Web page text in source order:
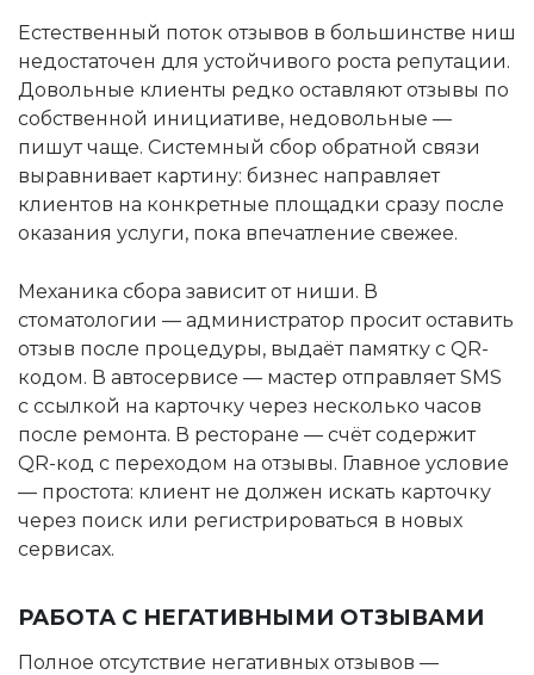
Естественный поток отзывов в большинстве ниш
недостаточен для устойчивого роста репутации.
Довольные клиенты редко оставляют отзывы по
собственной инициативе, недовольные —
пишут чаще. Системный сбор обратной связи
выравнивает картину: бизнес направляет
клиентов на конкретные площадки сразу после
оказания услуги, пока впечатление свежее.
Механика сбора зависит от ниши. В
стоматологии — администратор просит оставить
отзыв после процедуры, выдаёт памятку с QR-
кодом. В автосервисе — мастер отправляет SMS
с ссылкой на карточку через несколько часов
после ремонта. В ресторане — счёт содержит
QR-код с переходом на отзывы. Главное условие
— простота: клиент не должен искать карточку
через поиск или регистрироваться в новых
сервисах.
РАБОТА С НЕГАТИВНЫМИ ОТЗЫВАМИ
Полное отсутствие негативных отзывов —